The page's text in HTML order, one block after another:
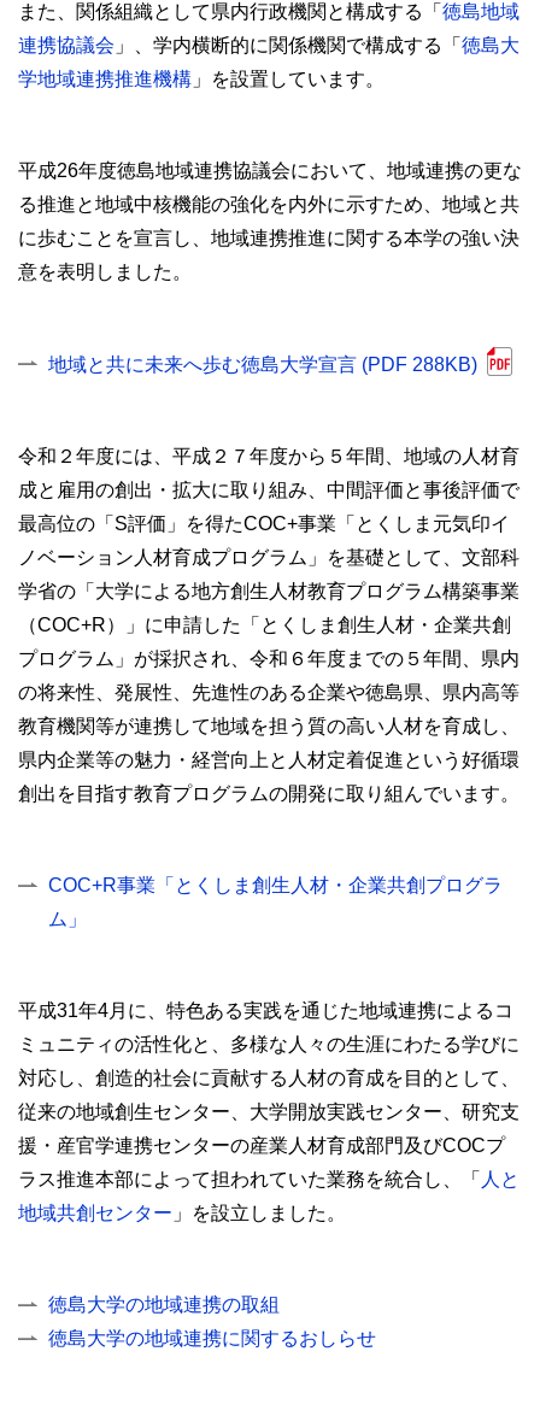
また、関係組織として県内行政機関と構成する「 徳島地域
連携協議会 」、学内横断的に関係機関で構成する「 徳島大
学地域連携推進機構 」を設置しています。
平成26年度徳島地域連携協議会において、地域連携の更な
る推進と地域中核機能の強化を内外に示すため、地域と共
に歩むことを宣言し、地域連携推進に関する本学の強い決
意を表明しました。
地域と共に未来へ歩む徳島大学宣言 (PDF 288KB)
令和２年度には、平成２７年度から５年間、地域の人材育
成と雇用の創出・拡大に取り組み、中間評価と事後評価で
最高位の「S評価」を得たCOC+事業「とくしま元気印イ
ノベーション人材育成プログラム」を基礎として、文部科
学省の「大学による地方創生人材教育プログラム構築事業
（COC+R）」に申請した「とくしま創生人材・企業共創
プログラム」が採択され、令和６年度までの５年間、県内
の将来性、発展性、先進性のある企業や徳島県、県内高等
教育機関等が連携して地域を担う質の高い人材を育成し、
県内企業等の魅力・経営向上と人材定着促進という好循環
創出を目指す教育プログラムの開発に取り組んでいます。
COC+R事業「とくしま創生人材・企業共創プログラ
ム」
平成31年4月に、特色ある実践を通じた地域連携によるコ
ミュニティの活性化と、多様な人々の生涯にわたる学びに
対応し、創造的社会に貢献する人材の育成を目的として、
従来の地域創生センター、大学開放実践センター、研究支
援・産官学連携センターの産業人材育成部門及びCOCプ
ラス推進本部によって担われていた業務を統合し、「 人と
地域共創センター 」を設立しました。
徳島大学の地域連携の取組
徳島大学の地域連携に関するおしらせ